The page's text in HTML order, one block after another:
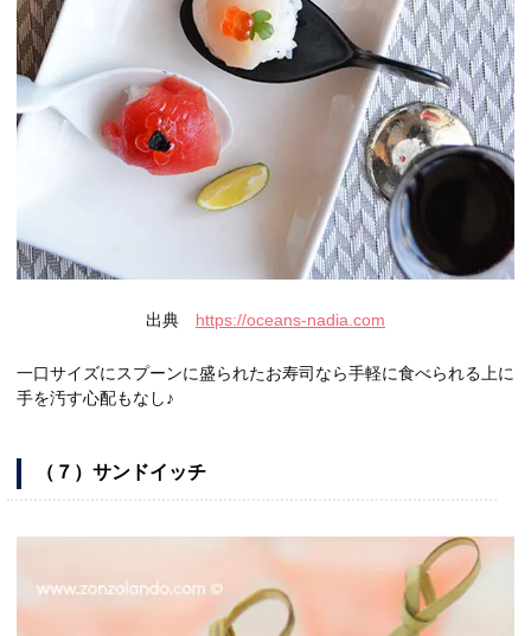
出典 https://oceans-nadia.com
一口サイズにスプーンに盛られたお寿司なら手軽に食べられる上に
手を汚す心配もなし♪
（７）サンドイッチ